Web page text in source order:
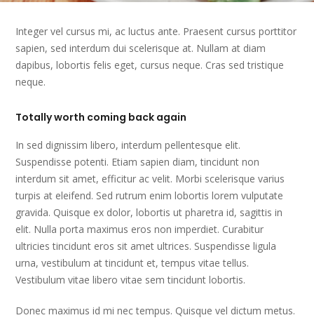
Integer vel cursus mi, ac luctus ante. Praesent cursus porttitor
sapien, sed interdum dui scelerisque at. Nullam at diam
dapibus, lobortis felis eget, cursus neque. Cras sed tristique
neque.
Totally worth coming back again
In sed dignissim libero, interdum pellentesque elit.
Suspendisse potenti. Etiam sapien diam, tincidunt non
interdum sit amet, efficitur ac velit. Morbi scelerisque varius
turpis at eleifend. Sed rutrum enim lobortis lorem vulputate
gravida. Quisque ex dolor, lobortis ut pharetra id, sagittis in
elit. Nulla porta maximus eros non imperdiet. Curabitur
ultricies tincidunt eros sit amet ultrices. Suspendisse ligula
urna, vestibulum at tincidunt et, tempus vitae tellus.
Vestibulum vitae libero vitae sem tincidunt lobortis.
Donec maximus id mi nec tempus. Quisque vel dictum metus.